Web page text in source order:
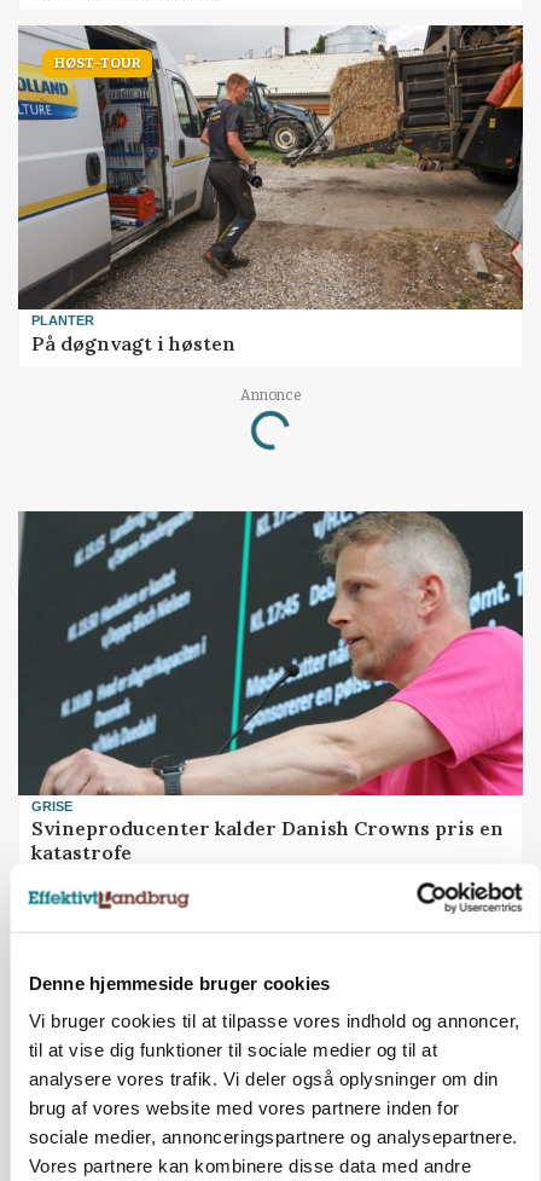
Denne hjemmeside bruger cookies
Vi bruger cookies til at tilpasse vores indhold og annoncer,
til at vise dig funktioner til sociale medier og til at
analysere vores trafik. Vi deler også oplysninger om din
brug af vores website med vores partnere inden for
sociale medier, annonceringspartnere og analysepartnere.
Vores partnere kan kombinere disse data med andre
HØST-TOUR
PLANTER
På døgnvagt i høsten
Annonce
Loading...
GRISE
Svineproducenter kalder Danish Crowns pris en
katastrofe